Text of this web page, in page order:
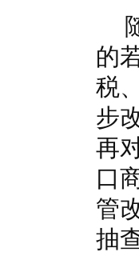
的
税
步
再
口
管
抽